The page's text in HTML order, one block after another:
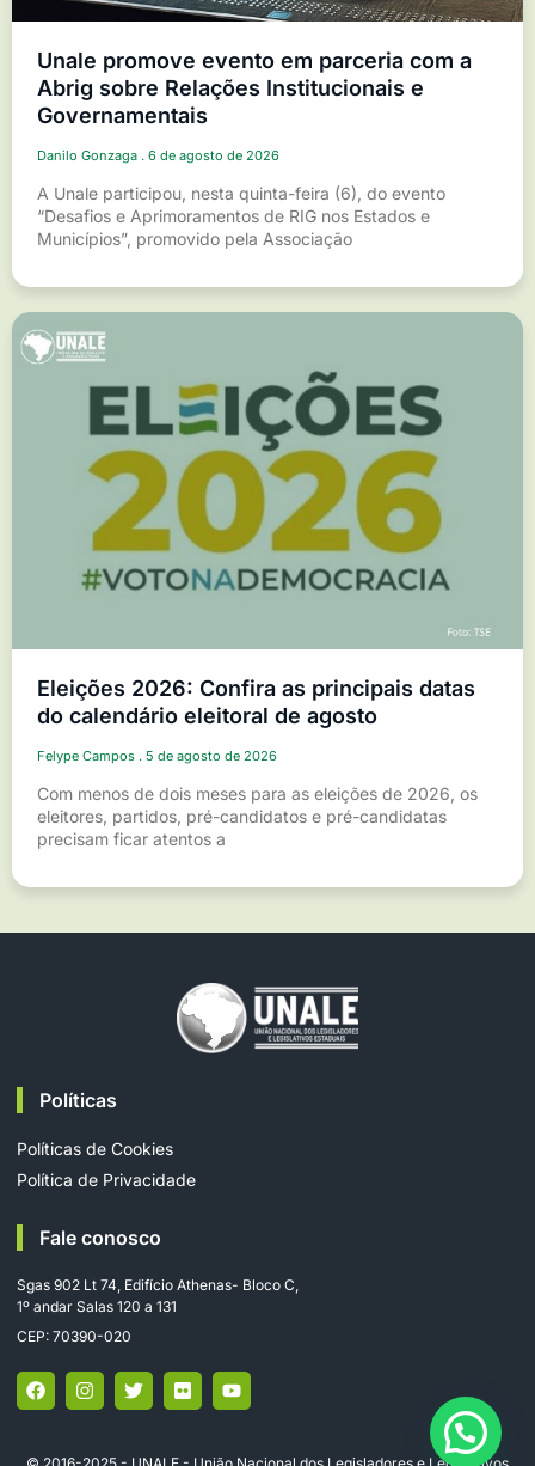
Unale promove evento em parceria com a
Abrig sobre Relações Institucionais e
Governamentais
Danilo Gonzaga 6 de agosto de 2026
A Unale participou, nesta quinta-feira (6), do evento
“Desafios e Aprimoramentos de RIG nos Estados e
Municípios”, promovido pela Associação
Eleições 2026: Confira as principais datas
do calendário eleitoral de agosto
Felype Campos 5 de agosto de 2026
Com menos de dois meses para as eleições de 2026, os
eleitores, partidos, pré-candidatos e pré-candidatas
precisam ficar atentos a
Políticas
Políticas de Cookies
Política de Privacidade
Fale conosco
Sgas 902 Lt 74, Edifício Athenas- Bloco C,
1º andar Salas 120 a 131
CEP: 70390-020